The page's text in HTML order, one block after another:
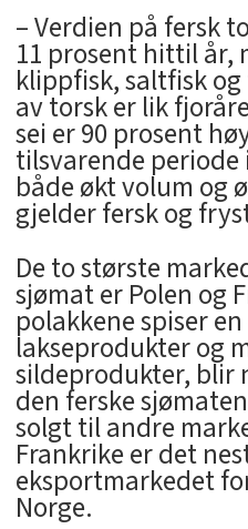
– Verdien på fersk
11 prosent hittil år,
klippfisk, saltfisk
av torsk er lik
sei er 90 prosent
tilsvarende
både økt volum og
gjelder fersk og
De to største
sjømat er Polen og
polakkene spiser
lakseprodukter og
sildeprodukter, blir
den ferske
solgt til andre
Frankrike er det
eksportmarkedet
Norge.